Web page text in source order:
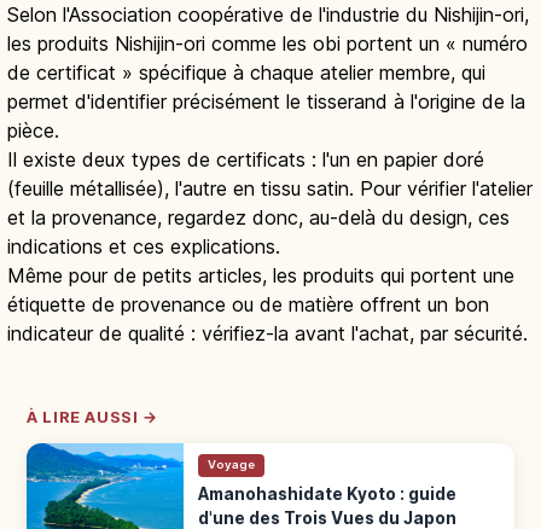
Selon l'Association coopérative de l'industrie du Nishijin-ori,
les produits Nishijin-ori comme les obi portent un « numéro
de certificat » spécifique à chaque atelier membre, qui
permet d'identifier précisément le tisserand à l'origine de la
pièce.
Il existe deux types de certificats : l'un en papier doré
(feuille métallisée), l'autre en tissu satin. Pour vérifier l'atelier
et la provenance, regardez donc, au-delà du design, ces
indications et ces explications.
Même pour de petits articles, les produits qui portent une
étiquette de provenance ou de matière offrent un bon
indicateur de qualité : vérifiez-la avant l'achat, par sécurité.
À LIRE AUSSI →
Voyage
Amanohashidate Kyoto : guide
d'une des Trois Vues du Japon